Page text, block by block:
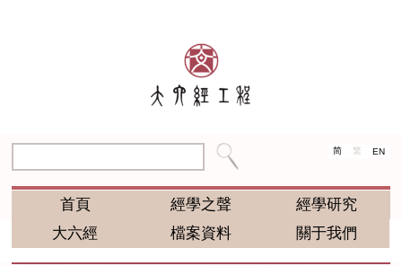
简 繁 EN
首頁 經學之聲
經學研究
大六經
檔案資料 關于我們